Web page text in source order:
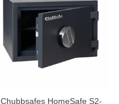
Chubbsafes HomeSafe S2-